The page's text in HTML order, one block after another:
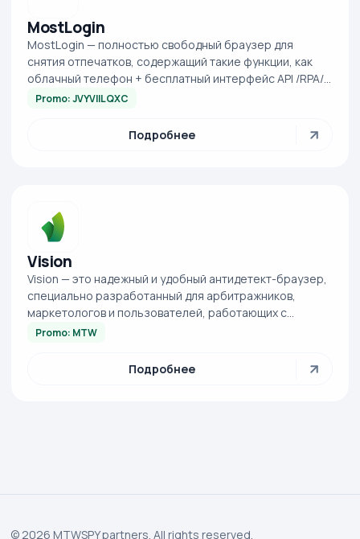
MostLogin
MostLogin — полностью свободный браузер для
снятия отпечатков, содержащий такие функции, как
облачный телефон + бесплатный интерфейс API /RPA/
автоматизированная система синхронизации с...
Promo: JVYVIILQXC
Подробнее
Vision
Vision — это надежный и удобный антидетект-браузер,
специально разработанный для арбитражников,
маркетологов и пользователей, работающих с
несколькими аккаунтами. Он помогает эффективно...
Promo: MTW
Подробнее
© 2026 MTWSPY partners. All rights reserved.